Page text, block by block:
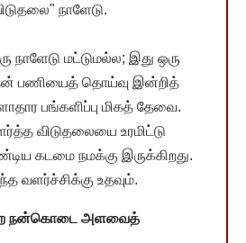
நாளேடு.
நாளேடு மட்டுமல்ல; இது ஒரு
பணியைத் தொய்வு இன்றித்
பங்களிப்பு மிகத் தேவை.
விடுதலையை உரமிட்டு
கடமை நமக்கு இருக்கிறது.
உதவும்.
நன்கொடை அளவைத்